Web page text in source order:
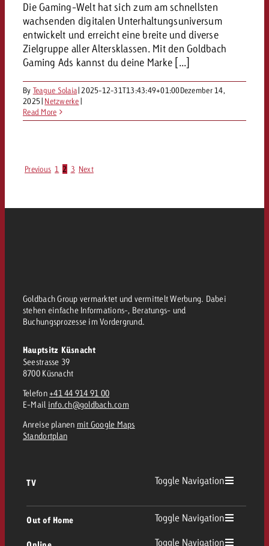
Die Gaming-Welt hat sich zum am schnellsten
wachsenden digitalen Unterhaltungsuniversum
entwickelt und erreicht eine breite und diverse
Zielgruppe aller Altersklassen. Mit den Goldbach
Gaming Ads kannst du deine Marke [...]
By Teague Solaia| 2025-12-31T13:43:49+01:00Dezember 14,
2025| Netzwerke|
Read More
Previous 1 2 3 Next
Goldbach Group vermarktet und vermittelt Werbung. Dabei
stehen einfache Informations-, Beratungs- und
Buchungsprozesse im Vordergrund.
Hauptsitz Küsnacht
Seestrasse 39
8700 Küsnacht
Telefon +41 44 914 91 00
E-Mail info.ch@goldbach.com
Anreise planen mit Google Maps
Standortplan
TV Toggle Navigation
Out of Home Toggle Navigation
Toggle Navigation